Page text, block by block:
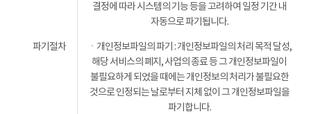
파기절차
결정에 따라 시스템의 기능 등을 고려하여 일정 기간 내
자동으로 파기됩니다.
ㆍ개인정보파일의 파기 : 개인정보파일의 처리 목적 달성,
해당 서비스의 폐지, 사업의 종료 등 그 개인정보파일이
불필요하게 되었을 때에는 개인정보의 처리가 불필요한
것으로 인정되는 날로부터 지체 없이 그 개인정보파일을
파기합니다.